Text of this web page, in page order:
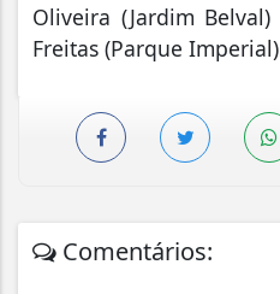
Oliveira (Jardim
Freitas (Parque
Comentários: